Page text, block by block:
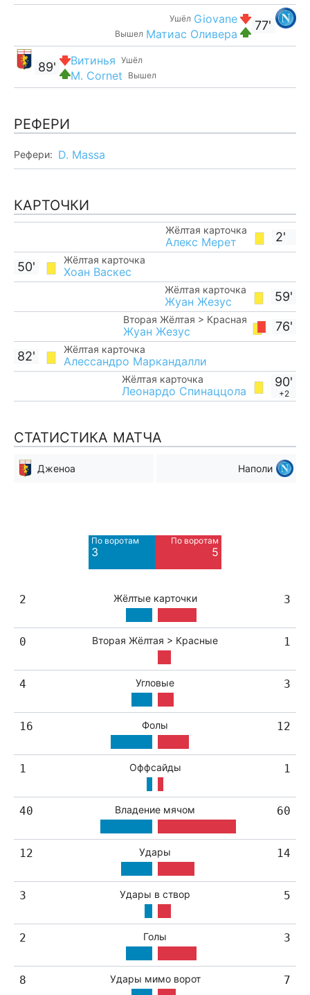
77'
Ушёл Giovane
Вышел Матиас Оливера
Ушёл
Витинья
Вышел
M. Cornet
89'
РЕФЕРИ
Рефери: D. Massa
КАРТОЧКИ
2'
Жёлтая карточка
Алекс Мерет
Жёлтая карточка
Хоан Васкес
50'
59'
Жёлтая карточка
Жуан Жезус
76'
Вторая Жёлтая > Красная
Жуан Жезус
Жёлтая карточка
Алессандро Маркандалли
82'
90'
+2
Жёлтая карточка
Леонардо Спинаццола
СТАТИСТИКА МАТЧА
Дженоа Наполи
По воротам
3
По воротам
5
2 Жёлтые карточки 3
0 Вторая Жёлтая > Красные 1
4 Угловые 3
16 Фолы 12
1 Оффсайды 1
40 Владение мячом 60
12 Удары 14
3 Удары в створ 5
2 Голы 3
8 Удары мимо ворот 7